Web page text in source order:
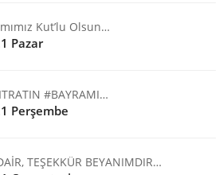
Kut’lu Olsun…
Pazar
#BAYRAMI…
Perşembe
TEŞEKKÜR BEYANIMDIR…